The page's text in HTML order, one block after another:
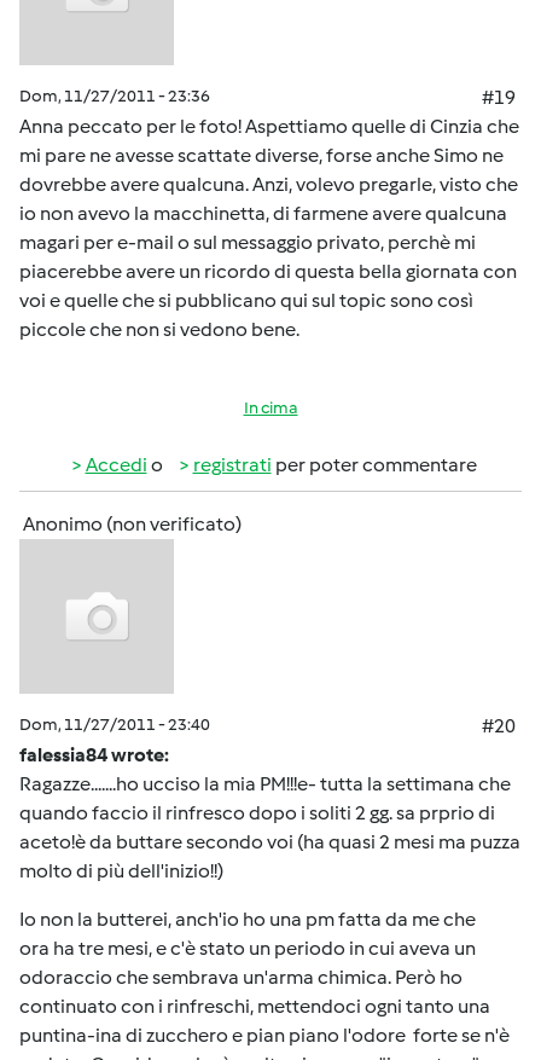
Dom, 11/27/2011 - 23:36
#19
Anna peccato per le foto! Aspettiamo quelle di Cinzia che
mi pare ne avesse scattate diverse, forse anche Simo ne
dovrebbe avere qualcuna. Anzi, volevo pregarle, visto che
io non avevo la macchinetta, di farmene avere qualcuna
magari per e-mail o sul messaggio privato, perchè mi
piacerebbe avere un ricordo di questa bella giornata con
voi e quelle che si pubblicano qui sul topic sono così
piccole che non si vedono bene.
In cima
Accedi o registrati per poter commentare
Anonimo (non verificato)
Dom, 11/27/2011 - 23:40
#20
falessia84 wrote:
Ragazze.......ho ucciso la mia PM!!!e- tutta la settimana che
quando faccio il rinfresco dopo i soliti 2 gg. sa prprio di
aceto!è da buttare secondo voi (ha quasi 2 mesi ma puzza
molto di più dell'inizio!!)
Io non la butterei, anch'io ho una pm fatta da me che
ora ha tre mesi, e c'è stato un periodo in cui aveva un
odoraccio che sembrava un'arma chimica. Però ho
continuato con i rinfreschi, mettendoci ogni tanto una
puntina-ina di zucchero e pian piano l'odore forte se n'è